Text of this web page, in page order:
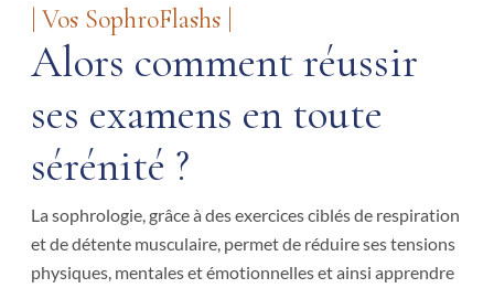
| Vos SophroFlashs |
Alors comment réussir
ses examens en toute
sérénité ?
La sophrologie, grâce à des exercices ciblés de respiration
et de détente musculaire, permet de réduire ses tensions
physiques, mentales et émotionnelles et ainsi apprendre